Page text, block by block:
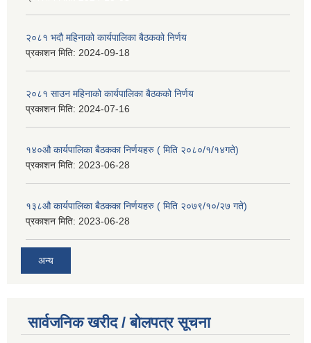
२०८१ भदौ महिनाको कार्यपालिका बैठकको निर्णय
प्रकाशन मिति: 2024-09-18
२०८१ साउन महिनाको कार्यपालिका बैठकको निर्णय
प्रकाशन मिति: 2024-07-16
१४०औ कार्यपालिका बैठकका निर्णयहरु ( मिति २०८०/१/१४गते)
प्रकाशन मिति: 2023-06-28
१३८औ कार्यपालिका बैठकका निर्णयहरु ( मिति २०७९/१०/२७ गते)
प्रकाशन मिति: 2023-06-28
अन्य
सार्वजनिक खरीद / बोलपत्र सूचना